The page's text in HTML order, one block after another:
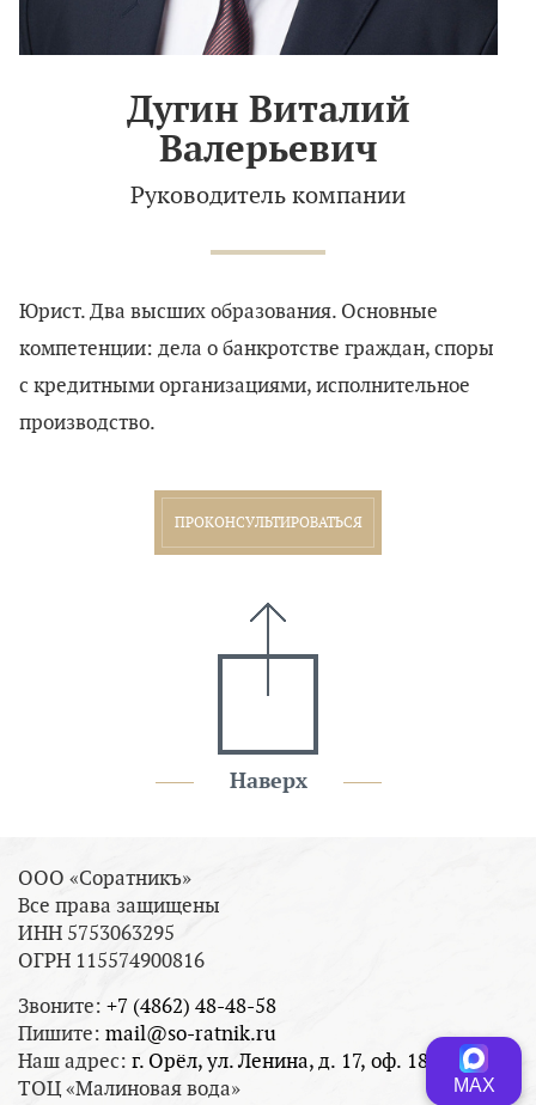
Дугин Виталий
Валерьевич
Руководитель компании
Юрист. Два высших образования. Основные
компетенции: дела о банкротстве граждан, споры
с кредитными организациями, исполнительное
производство.
ПРОКОНСУЛЬТИРОВАТЬСЯ
Наверх
ООО «Соратникъ»
Все права защищены
ИНН 5753063295
ОГРН 115574900816
Звоните: +7 (4862) 48-48-58
Пишите: mail@so-ratnik.ru
Наш адрес: г. Орёл, ул. Ленина, д. 17, оф. 18
ТОЦ «Малиновая вода»
МАХ